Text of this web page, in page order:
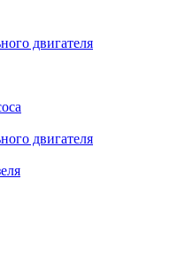
двигателя
двигателя